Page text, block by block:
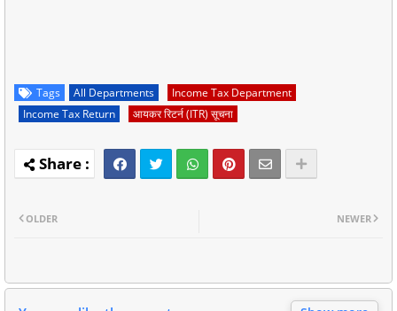
Tags All Departments
Income Tax Department
Income Tax Return
आयकर रिटर्न (ITR) सूचना
NEWER
OLDER